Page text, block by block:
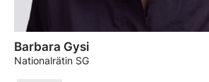
Barbara Gysi
Nationalrätin SG